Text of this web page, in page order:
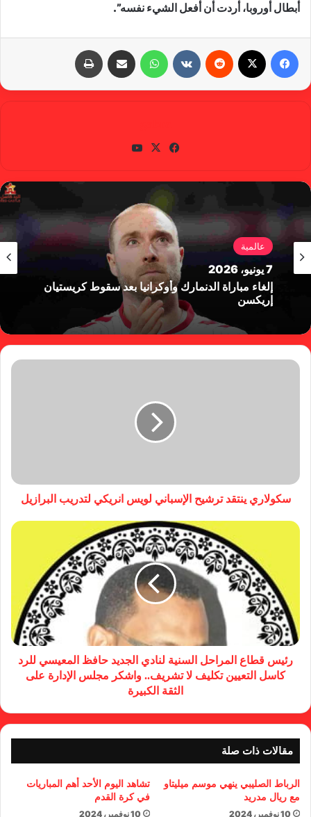
أبطال أوروبا، أردت أن أفعل الشيء نفسه”.
واتساب
في
وك
X
عالمية
7 يونيو، 2026
إلغاء مباراة الدنمارك وأوكرانيا بعد سقوط كريستيان
إريكسن
سكولاري ينتقد ترشيح الإسباني لويس انريكي لتدريب البرازيل
رئيس قطاع المراحل السنية لنادي الجديد حافظ المعيسي للرد
كاسل التعيين تكليف لا تشريف.. واشكر مجلس الإدارة على
الثقة الكبيرة
مقالات ذات صلة
الرباط الصليبي ينهي موسم ميليتاو
مع ريال مدريد
10 نوفمبر، 2024
تشاهد اليوم الأحد أهم المباريات
في كرة القدم
10 نوفمبر، 2024